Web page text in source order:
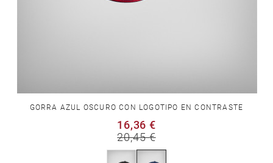
GORRA AZUL OSCURO CON LOGOTIPO EN CONTRASTE
16,36 €
20,45 €